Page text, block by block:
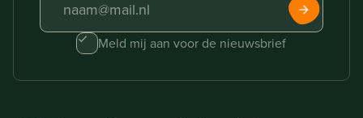
Meld mij aan voor de nieuwsbrief